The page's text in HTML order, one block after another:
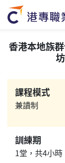
香港本地族
課程模式
兼讀制
訓練期
1堂，共4小時